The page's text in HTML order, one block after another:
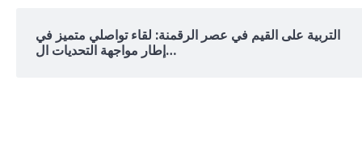
التربية على القيم في عصر الرقمنة: لقاء تواصلي متميز في
إطار مواجهة التحديات ال…